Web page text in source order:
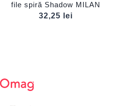
file spiră Shadow MILAN
32,25
lei